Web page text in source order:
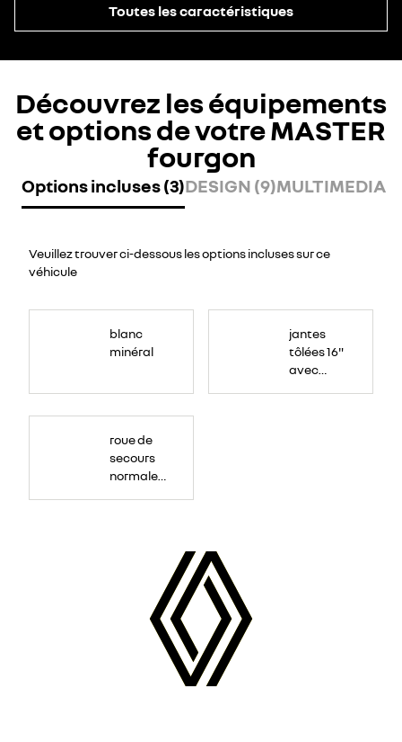
Toutes les caractéristiques
Découvrez les équipements
et options de votre MASTER
fourgon
Options incluses (3)DESIGN (9)MULTIMEDIA
Veuillez trouver ci-dessous les options incluses sur ce
véhicule
blanc
minéral
jantes
tôlées 16"
avec
roue de
secours
normale